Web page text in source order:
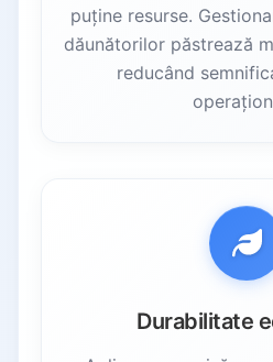
puține resurse.
dăunătorilor păstrează
reducând
Durabilitate